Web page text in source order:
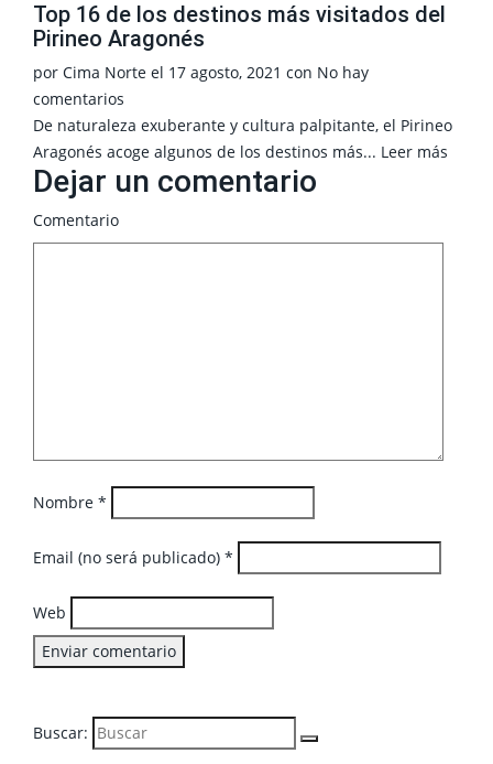
Top 16 de los destinos más visitados del
Pirineo Aragonés
por Cima Norte el 17 agosto, 2021 con No hay
comentarios
De naturaleza exuberante y cultura palpitante, el Pirineo
Aragonés acoge algunos de los destinos más... Leer más
Dejar un comentario
Comentario
Nombre *
Email (no será publicado) *
Web
Buscar: